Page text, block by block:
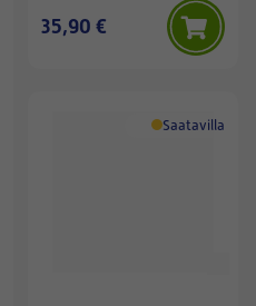
35,90 €
Saatavilla